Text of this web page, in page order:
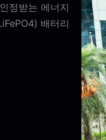
정받는 에너지
배터리